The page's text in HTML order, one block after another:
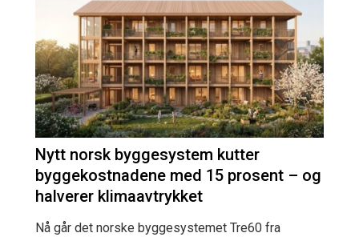
Nytt norsk byggesystem kutter
byggekostnadene med 15 prosent – og
halverer klimaavtrykket
Nå går det norske byggesystemet Tre60 fra